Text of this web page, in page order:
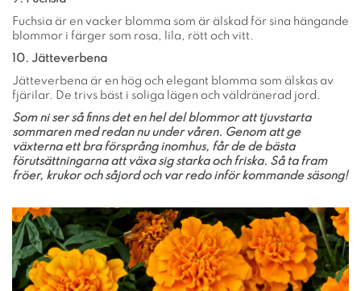
Fuchsia är en vacker blomma som är älskad för sina hängande
blommor i färger som rosa, lila, rött och vitt.
10. Jätteverbena
Jätteverbena är en hög och elegant blomma som älskas av
fjärilar. De trivs bäst i soliga lägen och väldränerad jord.
Som ni ser så finns det en hel del blommor att tjuvstarta
sommaren med redan nu under våren. Genom att ge
växterna ett bra försprång inomhus, får de de bästa
förutsättningarna att växa sig starka och friska. Så ta fram
fröer, krukor och såjord och var redo inför kommande säsong!